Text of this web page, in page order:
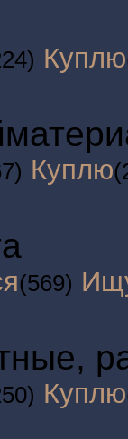
Куплю
Куплю
(569)
Куплю